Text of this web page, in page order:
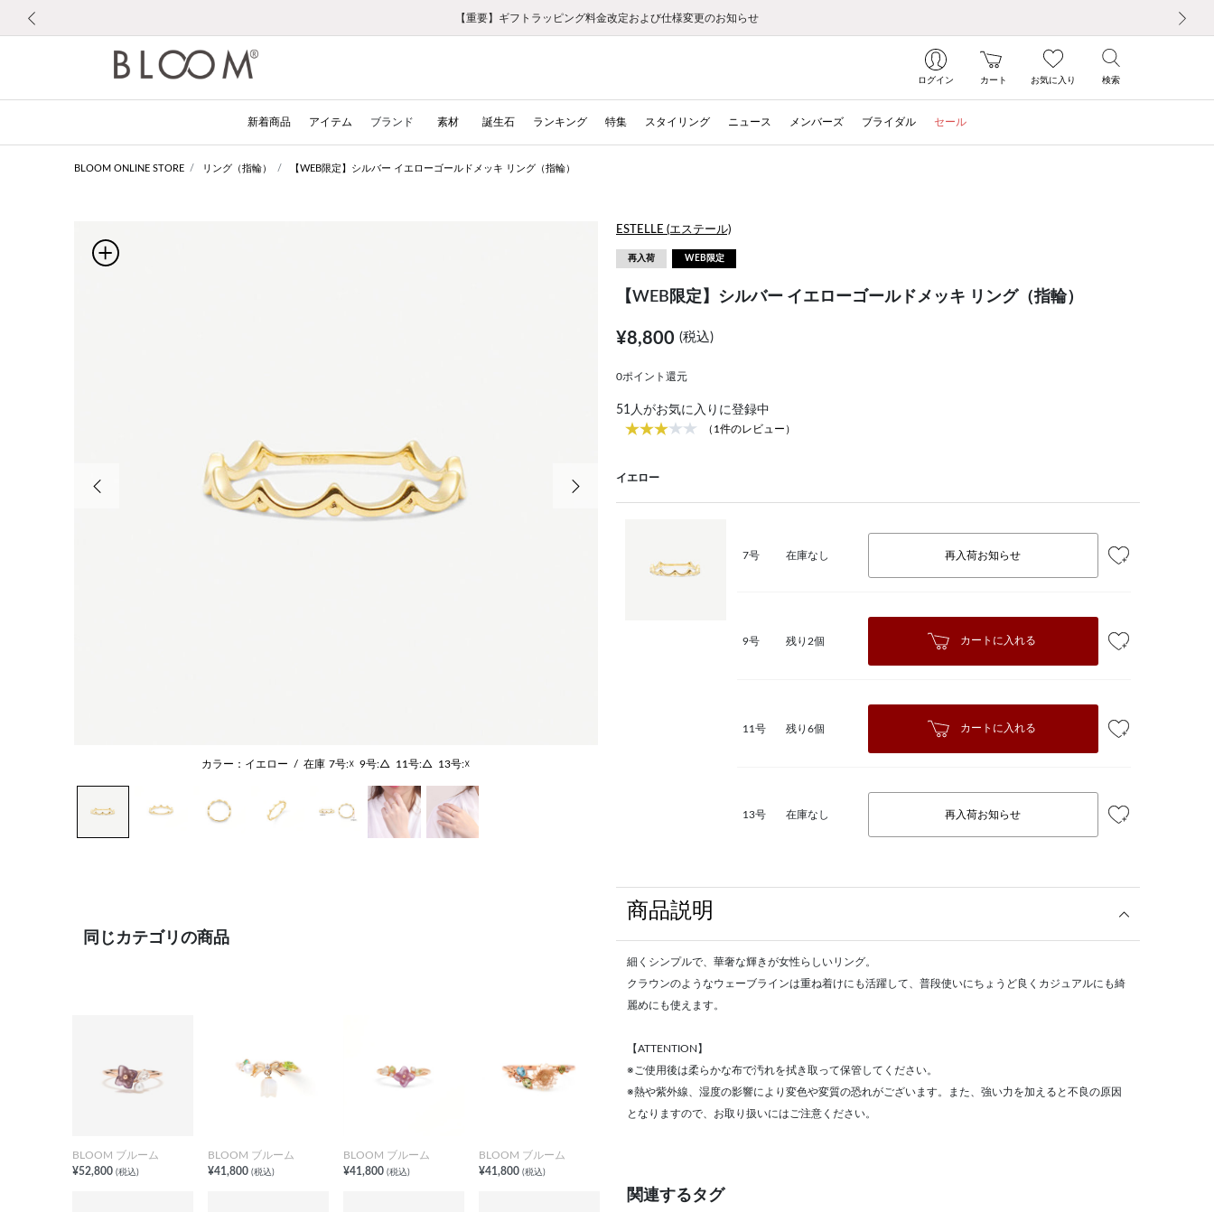
お修理・アフターサービスのご案内
【重要】令和８年熊本地震に伴う集配への影響について
【重要】ギフトラッピング料金改定および仕様変更のお知らせ
【重要】夏季休業の営業についてのご案内
税込5,500円以上で送料無料｜最短24時間以内に発送
新規会員登録で1000ポイントプレゼント！
新規LINE友だち登録で500円クーポンプレゼント
会員限定！レビュー投稿で100ポイントプレゼント
お修理・アフターサービスのご案内
【重要】令和８年熊本地震に伴う集配への影響について
ログイン カート お気に入り 検索
新着商品 アイテム ブランド 素材 誕生石 ランキング 特集 スタイリング ニュース メンバーズ ブライダル セール
BLOOM ONLINE STORE リング（指輪） 【WEB限定】シルバー イエローゴールドメッキ リング（指輪）
カラー：イエロー / 在庫 7号:☓ 9号:△ 11号:△ 13号:☓
同じカテゴリの商品
BLOOM ブルーム
¥52,800 (税込)
BLOOM ブルーム
¥41,800 (税込)
BLOOM ブルーム
¥41,800 (税込)
BLOOM ブルーム
¥41,800 (税込)
ESTELLE (エステール)
再入荷 WEB限定
【WEB限定】シルバー イエローゴールドメッキ リング（指輪）
¥8,800 (税込)
0ポイント還元
51人がお気に入りに登録中
（1件のレビュー）
イエロー
7号 在庫なし 再入荷お知らせ
9号 残り2個 カートに入れる
11号 残り6個 カートに入れる
13号 在庫なし 再入荷お知らせ
商品説明
細くシンプルで、華奢な輝きが女性らしいリング。
クラウンのようなウェーブラインは重ね着けにも活躍して、普段使いにちょうど良くカジュアルにも綺
麗めにも使えます。
【ATTENTION】
※ご使用後は柔らかな布で汚れを拭き取って保管してください。
※熱や紫外線、湿度の影響により変色や変質の恐れがございます。また、強い力を加えると不良の原因
となりますので、お取り扱いにはご注意ください。
関連するタグ